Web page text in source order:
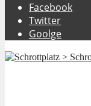
Facebook
Twitter
Goolge